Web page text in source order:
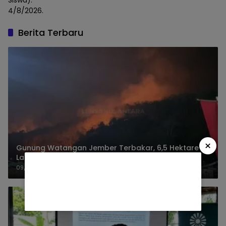
4/8/2026.
Berita Terbaru
Gunung Watangan Jember Terbakar, 6,5 Hektare
Lahan Perhutani
09/08/2026
×